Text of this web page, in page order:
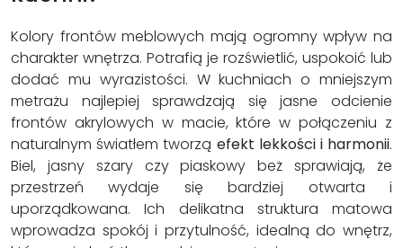
Kolory frontów meblowych mają ogromny wpływ na
charakter wnętrza. Potrafią je rozświetlić, uspokoić lub
dodać mu wyrazistości. W kuchniach o mniejszym
metrażu najlepiej sprawdzają się jasne odcienie
frontów akrylowych w macie, które w połączeniu z
naturalnym światłem tworzą efekt lekkości i harmonii.
Biel, jasny szary czy piaskowy beż sprawiają, że
przestrzeń wydaje się bardziej otwarta i
uporządkowana. Ich delikatna struktura matowa
wprowadza spokój i przytulność, idealną do wnętrz,